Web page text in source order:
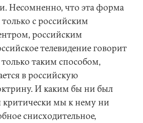
Несомненно, что эта форма
только с российским
российским
телевидение говорит
таким способом,
в российскую
И каким бы ни был
критически мы к нему ни
снисходительное,